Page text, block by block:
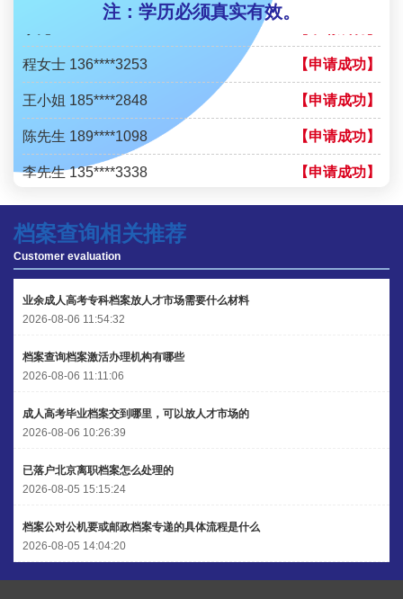
注：学历必须真实有效。
李先生 137****1923
程女士 136****3253 【申请成功】
王小姐 185****2848 【申请成功】
陈先生 189****1098 【申请成功】
李先生 135****3338 【申请成功】
程女士 134****3518 【申请成功】
王小姐 181****2354
陈先生 158****3306 【申请成功】
李先生 137****1923
程女士 136****3253
王小姐 185****2848
陈先生 189****1098
档案查询相关推荐
Customer evaluation
业余成人高考专科档案放人才市场需要什么材料
2026-08-06 11:54:32
档案查询档案激活办理机构有哪些
2026-08-06 11:11:06
成人高考毕业档案交到哪里，可以放人才市场的
2026-08-06 10:26:39
已落户北京离职档案怎么处理的
2026-08-05 15:15:24
档案公对公机要或邮政档案专递的具体流程是什么
2026-08-05 14:04:20